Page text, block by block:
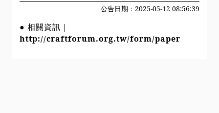
公告日期：2025-05-12 08:56:39
● 相關資訊｜
http://craftforum.org.tw/form/paper